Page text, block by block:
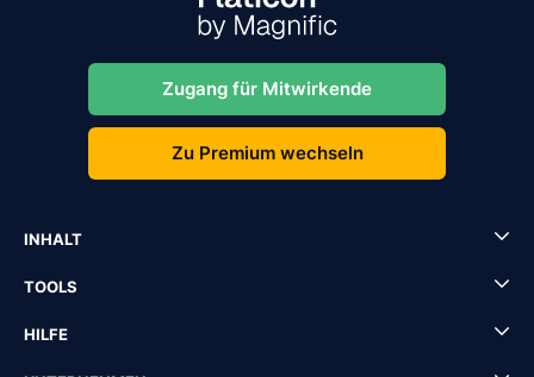
Zugang für Mitwirkende
Zu Premium wechseln
INHALT
TOOLS
HILFE